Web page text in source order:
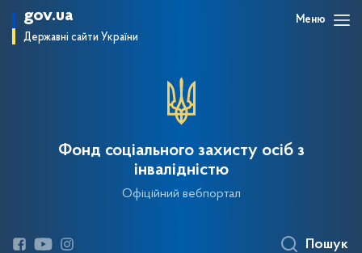
gov.ua
Державні сайти України
Меню
Фонд соціального захисту осіб з
інвалідністю
Офіційний вебпортал
Пошук